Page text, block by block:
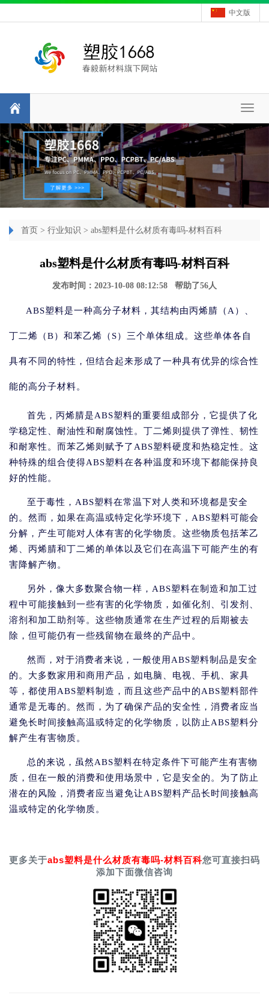
中文版
首页 > 行业知识 > abs塑料是什么材质有毒吗-材料百科
abs塑料是什么材质有毒吗-材料百科
发布时间：2023-10-08 08:12:58 帮助了56人
ABS塑料是一种高分子材料，其结构由丙烯腈（A）、
丁二烯（B）和苯乙烯（S）三个单体组成。这些单体各自
具有不同的特性，但结合起来形成了一种具有优异的综合性
能的高分子材料。
首先，丙烯腈是ABS塑料的重要组成部分，它提供了化
学稳定性、耐油性和耐腐蚀性。丁二烯则提供了弹性、韧性
和耐寒性。而苯乙烯则赋予了ABS塑料硬度和热稳定性。这
种特殊的组合使得ABS塑料在各种温度和环境下都能保持良
好的性能。
至于毒性，ABS塑料在常温下对人类和环境都是安全
的。然而，如果在高温或特定化学环境下，ABS塑料可能会
分解，产生可能对人体有害的化学物质。这些物质包括苯乙
烯、丙烯腈和丁二烯的单体以及它们在高温下可能产生的有
害降解产物。
另外，像大多数聚合物一样，ABS塑料在制造和加工过
程中可能接触到一些有害的化学物质，如催化剂、引发剂、
溶剂和加工助剂等。这些物质通常在生产过程的后期被去
除，但可能仍有一些残留物在最终的产品中。
然而，对于消费者来说，一般使用ABS塑料制品是安全
的。大多数家用和商用产品，如电脑、电视、手机、家具
等，都使用ABS塑料制造，而且这些产品中的ABS塑料部件
通常是无毒的。然而，为了确保产品的安全性，消费者应当
避免长时间接触高温或特定的化学物质，以防止ABS塑料分
解产生有害物质。
总的来说，虽然ABS塑料在特定条件下可能产生有害物
质，但在一般的消费和使用场景中，它是安全的。为了防止
潜在的风险，消费者应当避免让ABS塑料产品长时间接触高
温或特定的化学物质。
更多关于abs塑料是什么材质有毒吗-材料百科您可直接扫码
添加下面微信咨询